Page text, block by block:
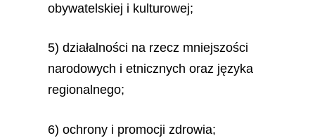
obywatelskiej i kulturowej;
5) działalności na rzecz mniejszości
narodowych i etnicznych oraz języka
regionalnego;
6) ochrony i promocji zdrowia;